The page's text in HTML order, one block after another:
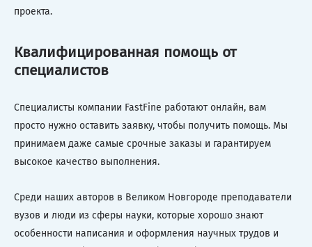
проекта.
Квалифицированная помощь от
специалистов
Специалисты компании FastFine работают онлайн, вам
просто нужно оставить заявку, чтобы получить помощь. Мы
принимаем даже самые срочные заказы и гарантируем
высокое качество выполнения.
Среди наших авторов в Великом Новгороде преподаватели
вузов и люди из сферы науки, которые хорошо знают
особенности написания и оформления научных трудов и